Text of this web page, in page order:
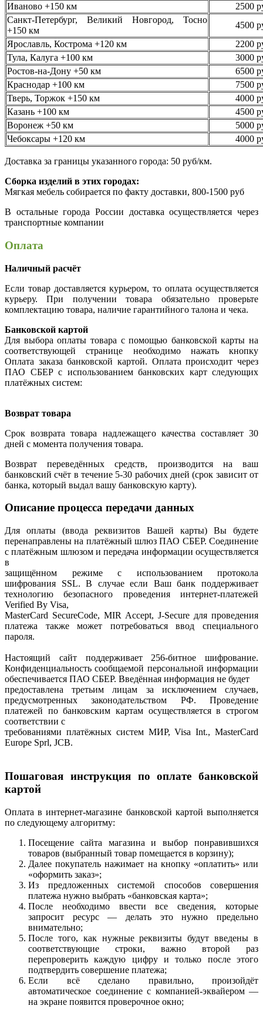
Иваново +150 км
2500
Санкт-Петербург, Великий Новгород, Тосно
+150 км
4500
Ярославль, Кострома +120 км
2200
Тула, Калуга +100 км
3000
Ростов-на-Дону +50 км
6500
Краснодар +100 км
7500
Тверь, Торжок +150 км
4000
Казань +100 км
4500
Воронеж +50 км
5000
Чебоксары +120 км
4000
Доставка за границы указанного города: 50 руб/км.
Сборка изделий в этих городах:
Мягкая мебель собирается по факту доставки, 800-1500 руб
В остальные города России доставка осуществляется через
транспортные компании
Оплата
Наличный расчёт
Если товар доставляется курьером, то оплата осуществляется
курьеру. При получении товара обязательно проверьте
комплектацию товара, наличие гарантийного талона и чека.
Банковской картой
Для выбора оплаты товара с помощью банковской карты на
соответствующей странице необходимо нажать кнопку
Оплата заказа банковской картой. Оплата происходит через
ПАО СБЕР с использованием банковских карт следующих
платёжных систем:
Возврат товара
Срок возврата товара надлежащего качества составляет 30
дней с момента получения товара.
Возврат переведённых средств, производится на ваш
банковский счёт в течение 5-30 рабочих дней (срок зависит от
банка, который выдал вашу банковскую карту).
Описание процесса передачи данных
Для оплаты (ввода реквизитов Вашей карты) Вы будете
перенаправлены на платёжный шлюз ПАО СБЕР. Соединение
с платёжным шлюзом и передача информации осуществляется
в
защищённом режиме с использованием протокола
шифрования SSL. В случае если Ваш банк поддерживает
технологию безопасного проведения интернет-платежей
Verified By Visa,
MasterCard SecureCode, MIR Accept, J-Secure для проведения
платежа также может потребоваться ввод специального
пароля.
Настоящий сайт поддерживает 256-битное шифрование.
Конфиденциальность сообщаемой персональной информации
обеспечивается ПАО СБЕР. Введённая информация не будет
предоставлена третьим лицам за исключением случаев,
предусмотренных законодательством РФ. Проведение
платежей по банковским картам осуществляется в строгом
соответствии с
требованиями платёжных систем МИР, Visa Int., MasterCard
Europe Sprl, JCB.
Пошаговая инструкция по оплате банковской
картой
Оплата в интернет-магазине банковской картой выполняется
по следующему алгоритму:
Посещение сайта магазина и выбор понравившихся
товаров (выбранный товар помещается в корзину);
Далее покупатель нажимает на кнопку «оплатить» или
«оформить заказ»;
Из предложенных системой способов совершения
платежа нужно выбрать «банковская карта»;
После необходимо ввести все сведения, которые
запросит ресурс — делать это нужно предельно
внимательно;
После того, как нужные реквизиты будут введены в
соответствующие строки, важно второй раз
перепроверить каждую цифру и только после этого
подтвердить совершение платежа;
Если всё сделано правильно, произойдёт
автоматическое соединение с компанией-эквайером —
на экране появится проверочное окно;